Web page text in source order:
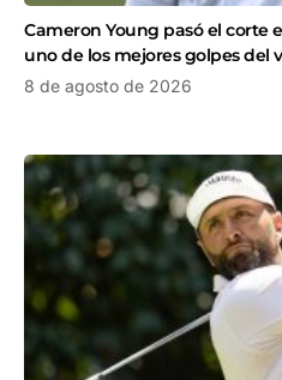
Cameron Young pasó el corte
uno de los mejores golpes del
8 de agosto de 2026